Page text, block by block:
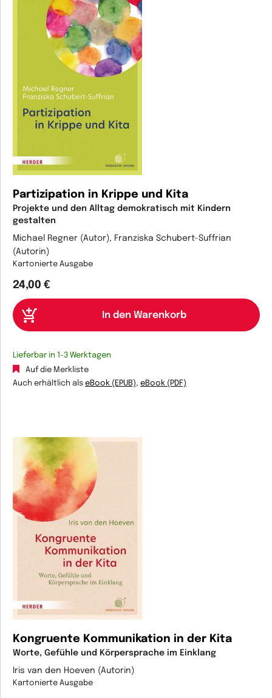
Partizipation in Krippe und Kita
Projekte und den Alltag demokratisch mit Kindern
gestalten
Michael Regner (Autor), Franziska Schubert-Suffrian
(Autorin)
Kartonierte Ausgabe
24,00 €
Lieferbar in 1-3 Werktagen
Auf die Merkliste
Auch erhältlich als eBook (EPUB), eBook (PDF)
Kongruente Kommunikation in der Kita
Worte, Gefühle und Körpersprache im Einklang
Iris van den Hoeven (Autorin)
Kartonierte Ausgabe